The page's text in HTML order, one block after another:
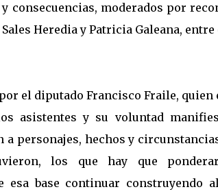
consecuencias, moderados por
Heredia y Patricia Galeana, entre
el diputado Francisco Fraile,
asistentes y su voluntad
personajes, hechos y
los que hay que
esa base continuar construyendo